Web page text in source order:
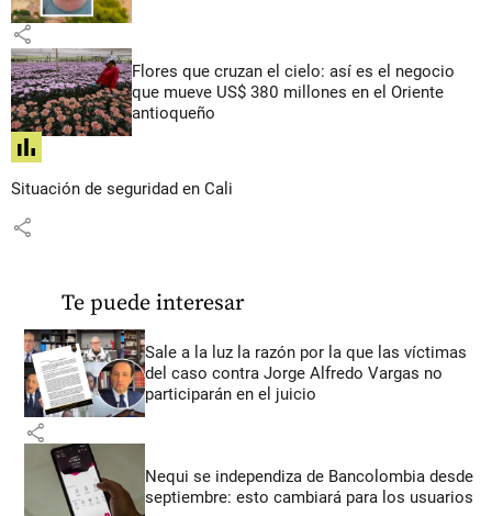
share
Flores que cruzan el cielo: así es el negocio
que mueve US$ 380 millones en el Oriente
antioqueño
share
Situación de seguridad en Cali
share
Te puede interesar
Sale a la luz la razón por la que las víctimas
del caso contra Jorge Alfredo Vargas no
participarán en el juicio
share
Nequi se independiza de Bancolombia desde
septiembre: esto cambiará para los usuarios